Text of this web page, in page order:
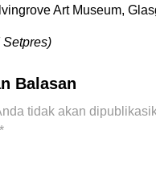
Art Museum,
Setpres)
Balasan
tidak akan
*